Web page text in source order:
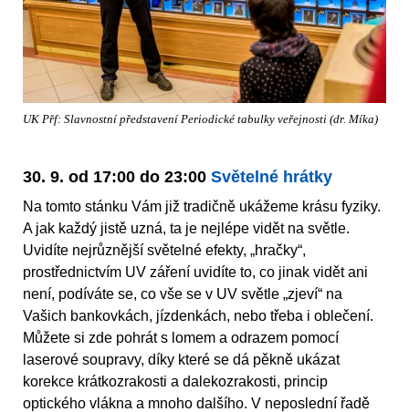
UK Přf: Slavnostní představení Periodické tabulky veřejnosti (dr. Míka)
30. 9. od 17:00 do 23:00 Světelné hrátky
Na tomto stánku Vám již tradičně ukážeme krásu fyziky.
A jak každý jistě uzná, ta je nejlépe vidět na světle.
Uvidíte nejrůznější světelné efekty, „hračky“,
prostřednictvím UV záření uvidíte to, co jinak vidět ani
není, podíváte se, co vše se v UV světle „zjeví“ na
Vašich bankovkách, jízdenkách, nebo třeba i oblečení.
Můžete si zde pohrát s lomem a odrazem pomocí
laserové soupravy, díky které se dá pěkně ukázat
korekce krátkozrakosti a dalekozrakosti, princip
optického vlákna a mnoho dalšího. V neposlední řadě